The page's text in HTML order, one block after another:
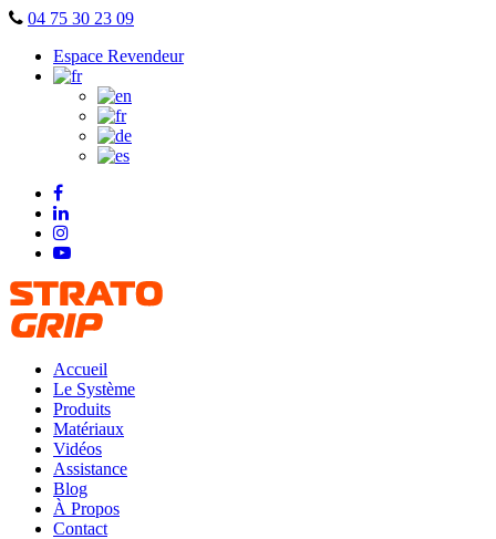
Skip
content
04 75 30 23 09
Espace Revendeur
Accueil
Le Système
Produits
Matériaux
Vidéos
Assistance
Blog
À Propos
Contact